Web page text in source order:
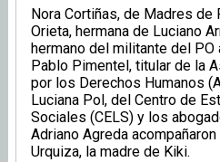
Nora Cortiñas, de Madres de
Orieta, hermana de Luciano
hermano del militante del
Pablo Pimentel, titular de la
por los Derechos Humanos
Luciana Pol, del Centro de
Sociales (CELS) y los
Adriano Agreda
Urquiza, la madre de Kiki.